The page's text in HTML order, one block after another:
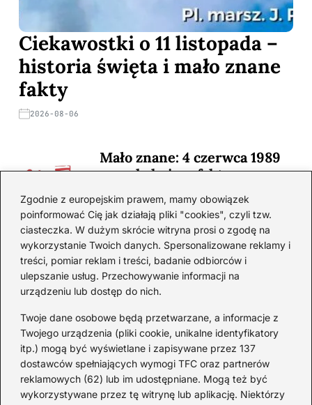
Zgodnie z europejskim prawem, mamy obowiązek
poinformować Cię jak działają pliki "cookies", czyli tzw.
ciasteczka. W dużym skrócie witryna prosi o zgodę na
wykorzystanie Twoich danych. Spersonalizowane reklamy i
treści, pomiar reklam i treści, badanie odbiorców i
ulepszanie usług. Przechowywanie informacji na
urządzeniu lub dostęp do nich.
Twoje dane osobowe będą przetwarzane, a informacje z
Twojego urządzenia (pliki cookie, unikalne identyfikatory
itp.) mogą być wyświetlane i zapisywane przez 137
dostawców spełniających wymogi TFC oraz partnerów
reklamowych (62) lub im udostępniane. Mogą też być
wykorzystywane przez tę witrynę lub aplikację. Niektórzy
Ciekawostki o 11 listopada –
historia święta i mało znane
fakty
2026-08-06
Mało znane: 4 czerwca 1989
— zaskakujące fakty
2026-08-03
Ciekawostki o 1. wojnie
światowej — mało znane
fakty i historie
2026-08-02
Zaskakujące ciekawostki o
Krzysztofie Kolumbie
2026-07-20
Mało znane ciekawostki o
Wisławie Szymborskiej